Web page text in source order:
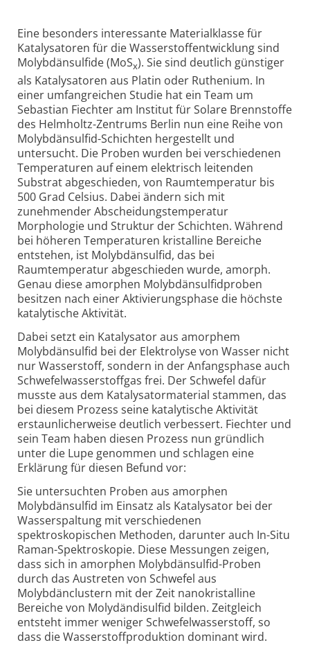
Eine besonders interessante Materialklasse für
Katalysatoren für die Wasserstoffentwicklung sind
Molybdänsulfide (MoSx). Sie sind deutlich günstiger
als Katalysatoren aus Platin oder Ruthenium. In
einer umfangreichen Studie hat ein Team um
Sebastian Fiechter am Institut für Solare Brennstoffe
des Helmholtz-Zentrums Berlin nun eine Reihe von
Molybdänsulfid-Schichten hergestellt und
untersucht. Die Proben wurden bei verschiedenen
Temperaturen auf einem elektrisch leitenden
Substrat abgeschieden, von Raumtemperatur bis
500 Grad Celsius. Dabei ändern sich mit
zunehmender Abscheidungstemperatur
Morphologie und Struktur der Schichten. Während
bei höheren Temperaturen kristalline Bereiche
entstehen, ist Molybdänsulfid, das bei
Raumtemperatur abgeschieden wurde, amorph.
Genau diese amorphen Molybdänsulfidproben
besitzen nach einer Aktivierungsphase die höchste
katalytische Aktivität.
Dabei setzt ein Katalysator aus amorphem
Molybdänsulfid bei der Elektrolyse von Wasser nicht
nur Wasserstoff, sondern in der Anfangsphase auch
Schwefelwasserstoffgas frei. Der Schwefel dafür
musste aus dem Katalysatormaterial stammen, das
bei diesem Prozess seine katalytische Aktivität
erstaunlicherweise deutlich verbessert. Fiechter und
sein Team haben diesen Prozess nun gründlich
unter die Lupe genommen und schlagen eine
Erklärung für diesen Befund vor:
Sie untersuchten Proben aus amorphen
Molybdänsulfid im Einsatz als Katalysator bei der
Wasserspaltung mit verschiedenen
spektroskopischen Methoden, darunter auch In-Situ
Raman-Spektroskopie. Diese Messungen zeigen,
dass sich in amorphen Molybdänsulfid-Proben
durch das Austreten von Schwefel aus
Molybdänclustern mit der Zeit nanokristalline
Bereiche von Molydändisulfid bilden. Zeitgleich
entsteht immer weniger Schwefelwasserstoff, so
dass die Wasserstoffproduktion dominant wird.